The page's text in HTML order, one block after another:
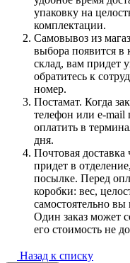
упаковку на
комплектации.
Самовывоз из
выбора появится в
склад, вам придет
обратитесь к
номер.
Постамат. Когда
телефон или e-mail
оплатить в
дня.
Почтовая доставка
придет в
посылке. Перед
коробки: вес,
самостоятельно вы
Один заказ может
его стоимость не
Назад к списку